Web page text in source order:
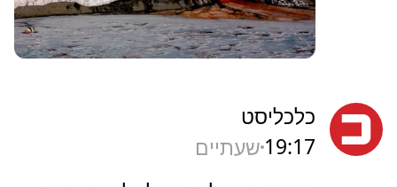
כלכליסט
19:17 שעתיים